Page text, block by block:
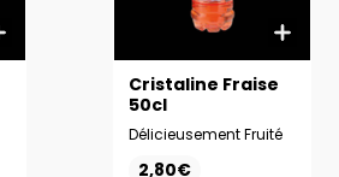
Cristaline Fraise
50cl
Délicieusement Fruité
2,80€